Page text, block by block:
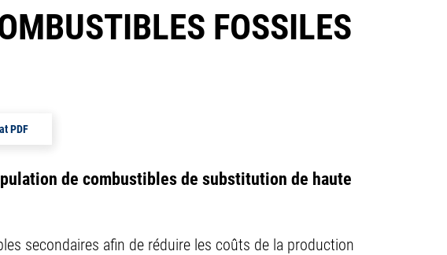
FOSSILES
PDF
de combustibles de substitution de haute
secondaires afin de réduire les coûts de la production